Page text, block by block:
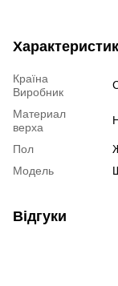
Країна
Виробник
Материал
верха
Пол
Модель
Відгуки